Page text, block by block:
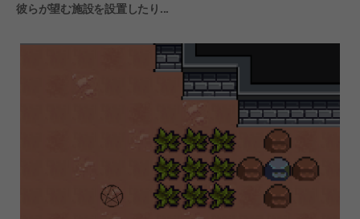
彼らが望む施設を設置したり...